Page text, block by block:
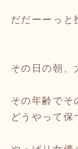
だだーーっと
その日の朝、
その年齢でそ
どうやって保